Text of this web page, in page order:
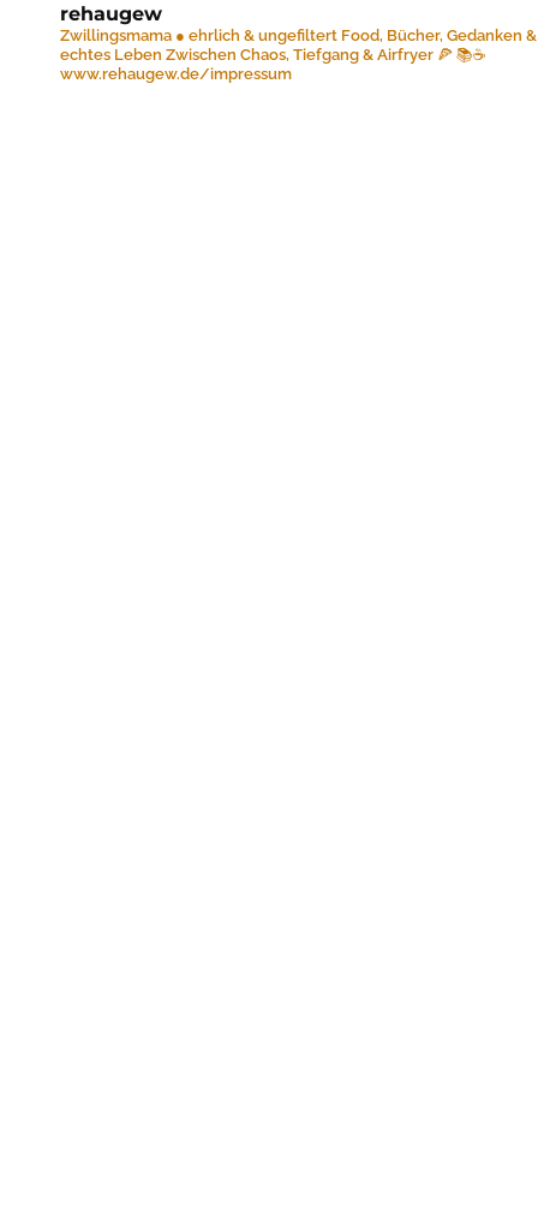
rehaugew
Zwillingsmama ● ehrlich & ungefiltert Food, Bücher, Gedanken &
echtes Leben Zwischen Chaos, Tiefgang & Airfryer 🍕 📚☕️
www.rehaugew.de/impressum